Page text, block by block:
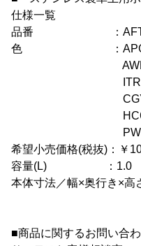
仕様一覧
品番 ：AFTF-
色 ：APG：ア
AWH：アル
ITR：イタリ
CGY：クー
HCC：ホッ
PWB：パウ
希望小売価格(税抜)：￥
容量(L) ：1.0
本体寸法／幅×奥行き×高
■商品に関するお問い合